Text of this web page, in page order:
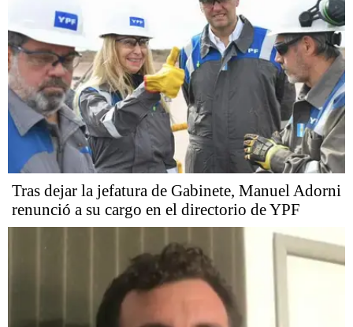
Tras dejar la jefatura de Gabinete, Manuel Adorni
renunció a su cargo en el directorio de YPF